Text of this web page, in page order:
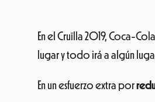
En el Cruïlla 2019, Coca-
lugar y todo irá a algún
En un esfuerzo extra por